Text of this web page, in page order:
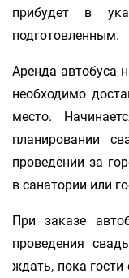
прибудет в
подготовленным.
Аренда автобуса
необходимо
место.
планировании
проведении за
в санатории или
При заказе
проведения
ждать, пока